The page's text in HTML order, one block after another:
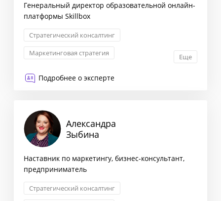
Генеральный директор образовательной онлайн-
платформы Skillbox
Стратегический консалтинг
Маркетинговая стратегия
Еще
Подробнее о эксперте
Александра
Зыбина
Наставник по маркетингу, бизнес-консультант,
предприниматель
Стратегический консалтинг